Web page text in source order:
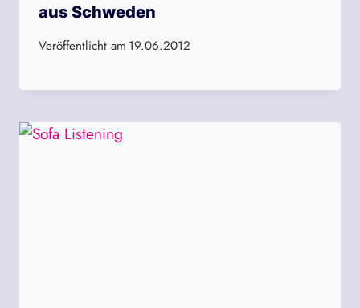
aus Schweden
Veröffentlicht am 19.06.2012